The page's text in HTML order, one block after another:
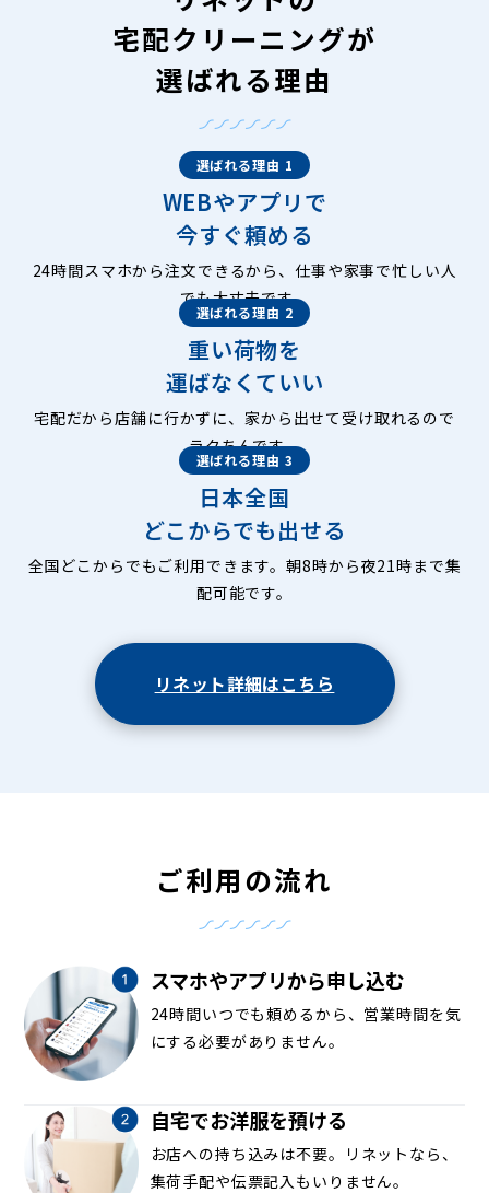
宅配クリーニングが
選ばれる理由
選ばれる理由 1
WEBやアプリで
今すぐ頼める
24時間スマホから注文できるから、仕事や家事で忙しい人
でも大丈夫です。
選ばれる理由 2
重い荷物を
運ばなくていい
宅配だから店舗に行かずに、家から出せて受け取れるので
ラクちんです。
選ばれる理由 3
日本全国
どこからでも出せる
全国どこからでもご利用できます。朝8時から夜21時まで集
配可能です。
リネット詳細はこちら
ご利用の流れ
スマホやアプリから申し込む
24時間いつでも頼めるから、営業時間を気
にする必要がありません。
自宅でお洋服を預ける
お店への持ち込みは不要。リネットなら、
集荷手配や伝票記入もいりません。